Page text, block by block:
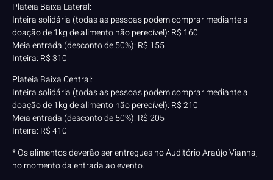
Plateia Baixa Lateral:
Inteira solidária (todas as pessoas podem comprar mediante a
doação de 1kg de alimento não perecível): R$ 160
Meia entrada (desconto de 50%): R$ 155
Inteira: R$ 310
Plateia Baixa Central:
Inteira solidária (todas as pessoas podem comprar mediante a
doação de 1kg de alimento não perecível): R$ 210
Meia entrada (desconto de 50%): R$ 205
Inteira: R$ 410
* Os alimentos deverão ser entregues no Auditório Araújo Vianna,
no momento da entrada ao evento.